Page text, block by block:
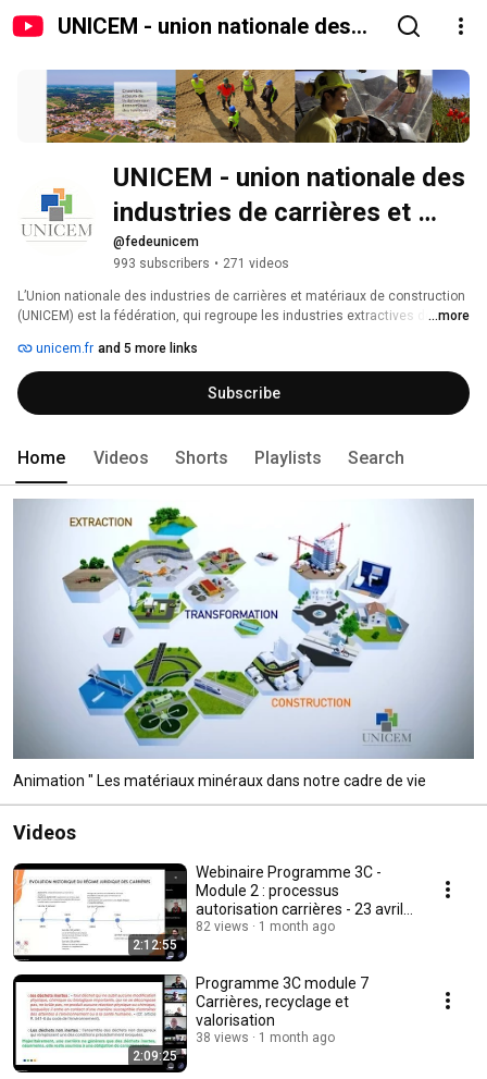
UNICEM - union nationale des
matériaux de construction
UNICEM - union nationale des
industries de carrières et
matériaux de construction
@fedeunicem
993 subscribers • 271 videos
L’Union nationale des industries de carrières et matériaux de construction
(UNICEM) est la fédération, qui regroupe les industries extractives de
mortiers, plâtre…). La plupart de ces activités alimentent le secteur du BTP.
...more
unicem.fr and 5 more links
Subscribe
Home Videos Shorts Playlists Search
Animation " Les matériaux minéraux dans notre cadre de vie
Videos
2:12:55
Webinaire Programme 3C -
Module 2 : processus
autorisation carrières - 23 avril
2025
82 views 1 month ago
2:09:25
Programme 3C module 7
Carrières, recyclage et
valorisation
38 views 1 month ago